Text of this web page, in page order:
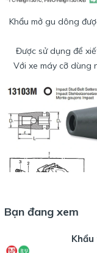
Khẩu mở gu dông
Được sử dụng để
Với xe máy cỡ dùng
Bạn đang xem